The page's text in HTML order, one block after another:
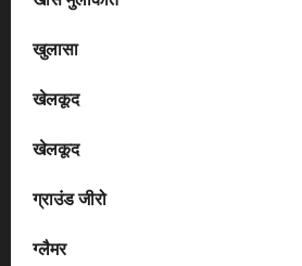
खुलासा
खेलकूद
खेलकूद
ग्राउंड जीरो
ग्लैमर